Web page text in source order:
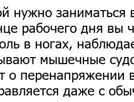
нужно заниматься
рабочего дня вы
в ногах,
мышечные
о перенапряжении
даже с